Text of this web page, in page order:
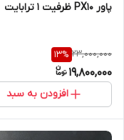
پاور PX10 ظرفیت 1 ترابایت
23,000,000
13%
19,800,000
افزودن به سبد